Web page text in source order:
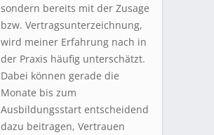
sondern bereits mit der Zusage
bzw. Vertragsunterzeichnung,
wird meiner Erfahrung nach in
der Praxis häufig unterschätzt.
Dabei können gerade die
Monate bis zum
Ausbildungsstart entscheidend
dazu beitragen, Vertrauen